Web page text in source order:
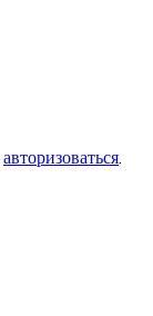
авторизоваться